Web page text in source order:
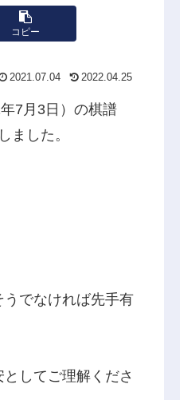
コピー
2021.07.04 2022.04.25
7月3日）の棋譜
ました。
でなければ先手有
してご理解くださ